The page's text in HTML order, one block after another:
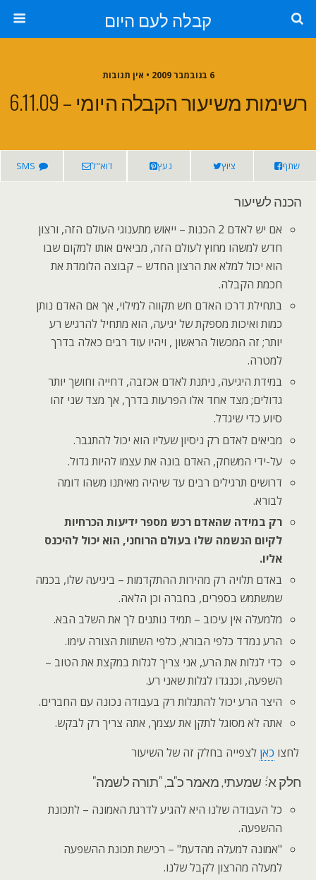
קבלה לעם היום
6 בנובמבר 2009 • אין תגובות
רשימות משיעור הקבלה היומי – 6.11.09
שתף ציוץ נעץ דוא"ל SMS
הכנה לשיעור
אם יש לאדם 2 הכנות – ייאוש מתענוגי העולם הזה, ורצון
חדש למשהו מחוץ לעולם הזה, מביאים אותו למקום שבו
הוא יכול למלא את הרצון החדש – קבוצה הלומדת את
חכמת הקבלה.
בתחילת דרכו האדם חש תקווה למילוי, אך אם האדם נותן
כמות ואיכות מספקת של יגיעה, הוא מתחיל להרגיש רע
יותר; זה המכשול הראשון , ויהיו עוד רבים כאלה בדרך
למטרה.
במידת היגיעה, ניתנת לאדם אכזבה, דחייה וחושך יותר
גדולים; מצד אחד אלו הפרעות בדרך, אך מצד שני זהו
סיוע כדי שיגדל.
מביאים לאדם רק ניסיון שעליו הוא יכול להתגבר.
על-ידי המשחק, האדם בונה את עצמו להיות גדול.
דרושים תרגילים רבים עד שיהיה מאיתנו משהו דומה
לבורא.
רק במידה שהאדם רכש מספר ידיעות הכרחיות
לקיום הנשמה שלו בעולם הרוחני, הוא יכול להיכנס
אליו.
באדם תלויה רק מהירות ההתקדמות – ביגיעה שלו, בכמה
שמשתמש בספרים, בחברה וכן הלאה.
מלמעלה אין עיכוב – תמיד נותנים לך את השלב הבא.
הרע נמדד כלפי הבורא, כלפי השתוות הצורה עימו.
כדי לגלות את הרע, אני צריך לגלות במקצת את הטוב –
השפעה, וכנגדו לגלות שאני רע.
היצר הרע יכול להתגלות רק בעבודה נכונה עם החברים.
אתה לא מסוגל לתקן את עצמך, אתה צריך רק לבקש.
לחצו כאן לצפייה בחלק זה של השיעור
חלק א': שמעתי, מאמר כ"ב, "תורה לשמה"
כל העבודה שלנו היא להגיע לדרגת האמונה – לתכונת
ההשפעה.
"אמונה למעלה מהדעת" – רכישת תכונת ההשפעה
למעלה מהרצון לקבל שלנו.